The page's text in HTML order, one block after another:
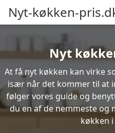
Nyt-køkken-
Nyt
At få nyt køkken kan virke
især når det kommer til at
følger vores guide og
du en af de nemmeste og
køkken